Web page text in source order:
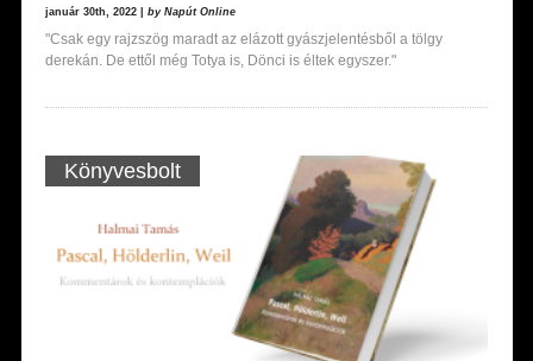
január 30th, 2022 | by Napút Online
"Csak egy rajzszög maradt az elázott gyászjelentésből a tölgy
derekán. De ettől még Totya is, Dönci is éltek egyszer."
Könyvesbolt